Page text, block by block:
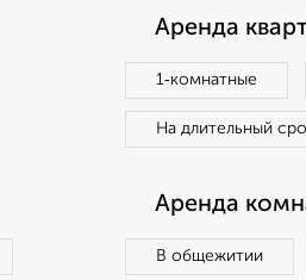
Аренда
1‑комнатные
На длительный
Аренда
В общежитии